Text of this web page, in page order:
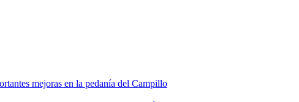
mejoras en la pedanía del Campillo